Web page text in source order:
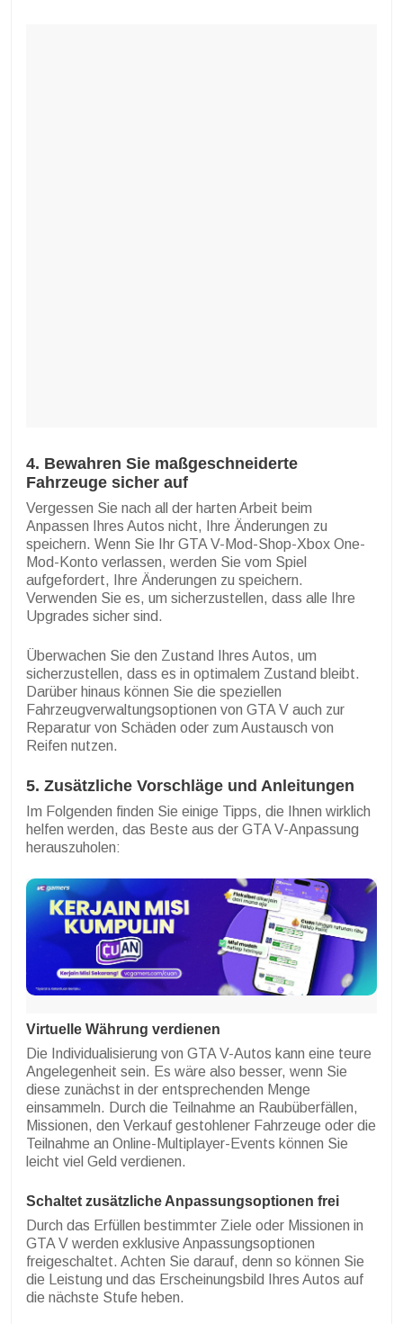
4. Bewahren Sie maßgeschneiderte
Fahrzeuge sicher auf
Vergessen Sie nach all der harten Arbeit beim
Anpassen Ihres Autos nicht, Ihre Änderungen zu
speichern. Wenn Sie Ihr GTA V-Mod-Shop-Xbox One-
Mod-Konto verlassen, werden Sie vom Spiel
aufgefordert, Ihre Änderungen zu speichern.
Verwenden Sie es, um sicherzustellen, dass alle Ihre
Upgrades sicher sind.
Überwachen Sie den Zustand Ihres Autos, um
sicherzustellen, dass es in optimalem Zustand bleibt.
Darüber hinaus können Sie die speziellen
Fahrzeugverwaltungsoptionen von GTA V auch zur
Reparatur von Schäden oder zum Austausch von
Reifen nutzen.
5. Zusätzliche Vorschläge und Anleitungen
Im Folgenden finden Sie einige Tipps, die Ihnen wirklich
helfen werden, das Beste aus der GTA V-Anpassung
herauszuholen:
Virtuelle Währung verdienen
Die Individualisierung von GTA V-Autos kann eine teure
Angelegenheit sein. Es wäre also besser, wenn Sie
diese zunächst in der entsprechenden Menge
einsammeln. Durch die Teilnahme an Raubüberfällen,
Missionen, den Verkauf gestohlener Fahrzeuge oder die
Teilnahme an Online-Multiplayer-Events können Sie
leicht viel Geld verdienen.
Schaltet zusätzliche Anpassungsoptionen frei
Durch das Erfüllen bestimmter Ziele oder Missionen in
GTA V werden exklusive Anpassungsoptionen
freigeschaltet. Achten Sie darauf, denn so können Sie
die Leistung und das Erscheinungsbild Ihres Autos auf
die nächste Stufe heben.